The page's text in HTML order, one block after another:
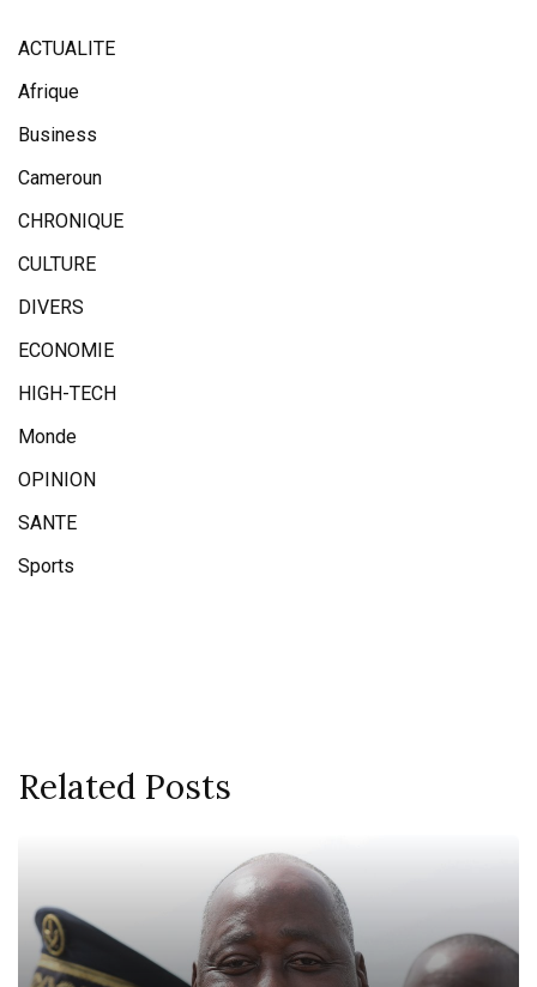
ACTUALITE
Afrique
Business
Cameroun
CHRONIQUE
CULTURE
DIVERS
ECONOMIE
HIGH-TECH
Monde
OPINION
SANTE
Sports
Related Posts